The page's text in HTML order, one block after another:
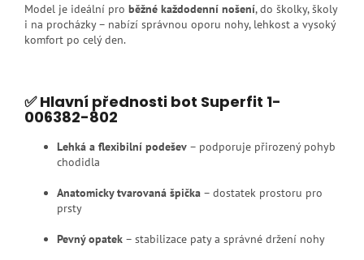
Model je ideální pro běžné každodenní nošení, do školky, školy
i na procházky – nabízí správnou oporu nohy, lehkost a vysoký
komfort po celý den.
✅ Hlavní přednosti bot Superfit 1-
006382-802
Lehká a flexibilní podešev – podporuje přirozený pohyb
chodidla
Anatomicky tvarovaná špička – dostatek prostoru pro
prsty
Pevný opatek – stabilizace paty a správné držení nohy